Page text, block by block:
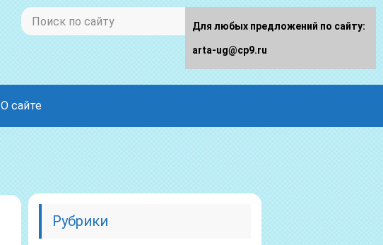
О сайте
Рубрики
Для любых предложений по сайту:
arta-ug@cp9.ru